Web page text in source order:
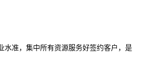
水准，集中所有资源服务好签约客户，是